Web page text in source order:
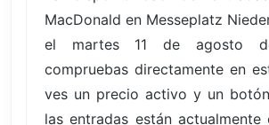
MacDonald en Messeplatz
el martes 11 de agosto
compruebas directamente en
ves un precio activo y un
las entradas están